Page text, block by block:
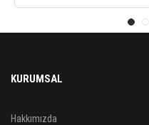
KURUMSAL
Hakkımızda